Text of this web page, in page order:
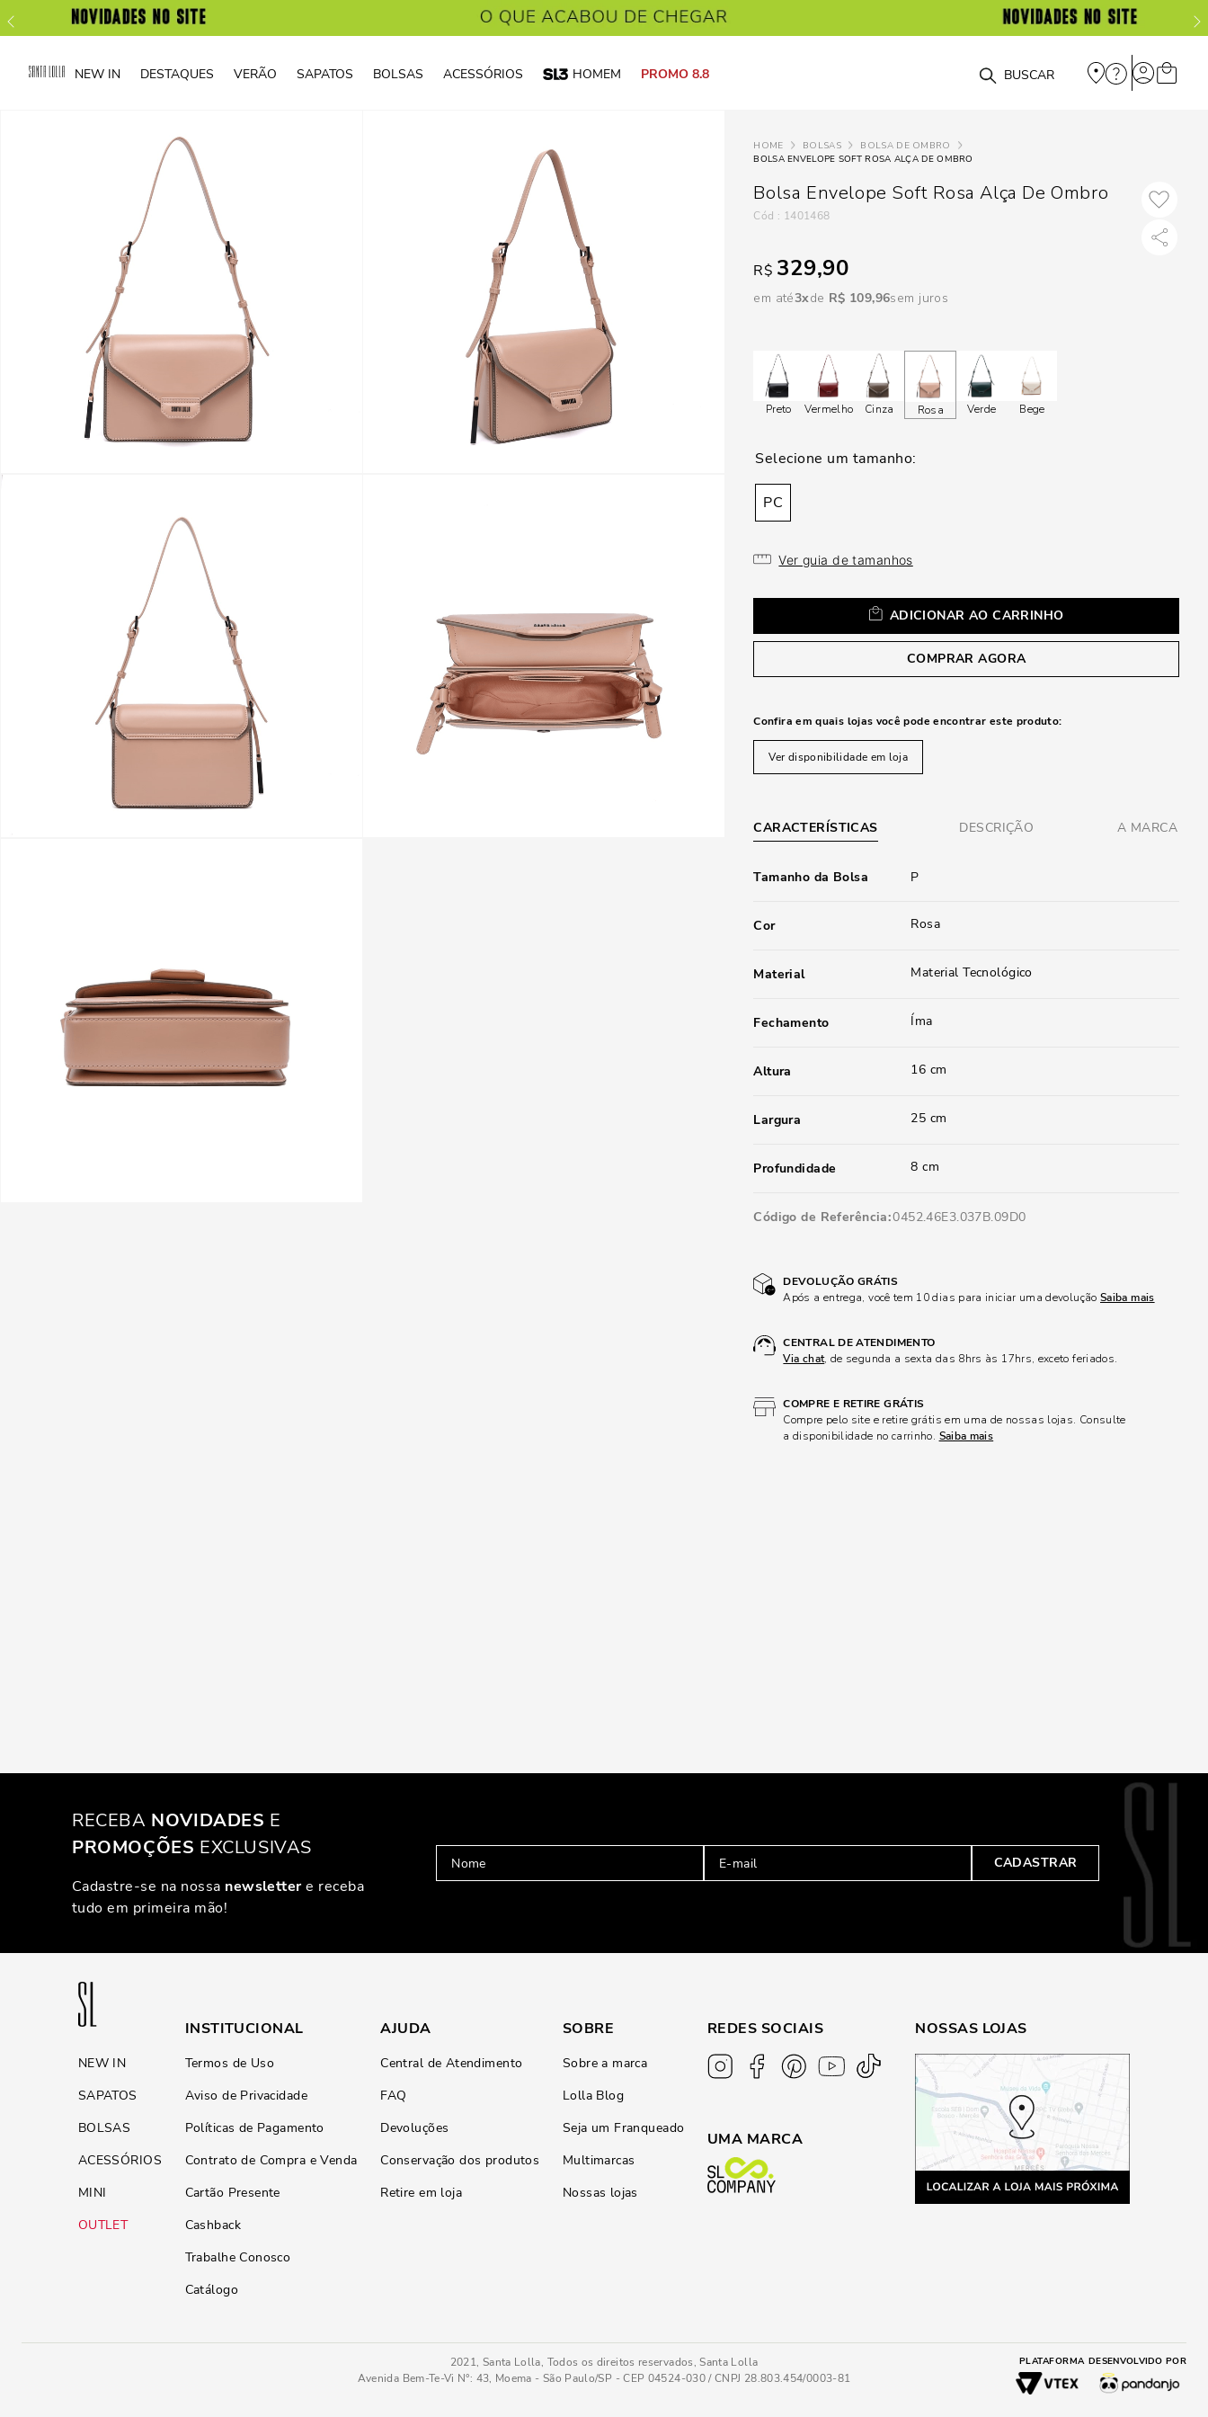
NEW IN DESTAQUES VERÃO SAPATOS BOLSAS ACESSÓRIOS HOMEM PROMO 8.8 O que você está procurando?
BOLSAS
BOLSA DE OMBRO
BOLSA ENVELOPE SOFT ROSA ALÇA DE OMBRO
Bolsa Envelope Soft Rosa Alça De Ombro
: 1401468
R$ 329,90
em até3 R$ 109,96sem juros
Preto Vermelho Cinza Rosa Verde Bege
PC
Ver guia de tamanhos
ADICIONAR AO CARRINHO
COMPRAR AGORA
Confira em quais lojas você pode encontrar este produto:
Ver disponibilidade em loja
CARACTERÍSTICAS DESCRIÇÃO A MARCA
Tamanho da Bolsa P
Cor Rosa
Material Material Tecnológico
Fechamento Íma
Altura 16 cm
Largura 25 cm
Profundidade 8 cm
Código de Referência 0452.46E3.037B.09D0
DEVOLUÇÃO GRÁTIS
Após a entrega, você tem 10 dias para iniciar uma devolução Saiba mais
CENTRAL DE ATENDIMENTO
Via chat, de segunda a sexta das 8hrs às 17hrs, exceto feriados.
COMPRE E RETIRE GRÁTIS
Compre pelo site e retire grátis em uma de nossas lojas. Consulte
a disponibilidade no carrinho. Saiba mais
RECEBA NOVIDADES E
PROMOÇÕES EXCLUSIVAS
Cadastre-se na nossa newslettere receba
tudo em primeira mão!
CADASTRAR
NEW IN
SAPATOS
BOLSAS
ACESSÓRIOS
MINI
OUTLET
INSTITUCIONAL
Termos de Uso
Aviso de Privacidade
Políticas de Pagamento
Contrato de Compra e Venda
Cartão Presente
Cashback
Trabalhe Conosco
Catálogo
AJUDA
Central de Atendimento
FAQ
Devoluções
Conservação dos produtos
Retire em loja
SOBRE
Sobre a marca
Lolla Blog
Seja um Franqueado
Multimarcas
Nossas lojas
REDES SOCIAIS
UMA MARCA
NOSSAS LOJAS
2021, Santa Lolla, Todos os direitos reservados, Santa Lolla
Avenida Bem-Te-Vi N°: 43, Moema - São Paulo/SP - CEP 04524-030 / CNPJ 28.803.454/0003-81
PLATAFORMA DESENVOLVIDO POR